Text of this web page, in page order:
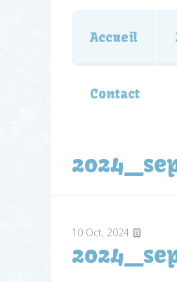
Accueil
Contact
10 Oct, 2024